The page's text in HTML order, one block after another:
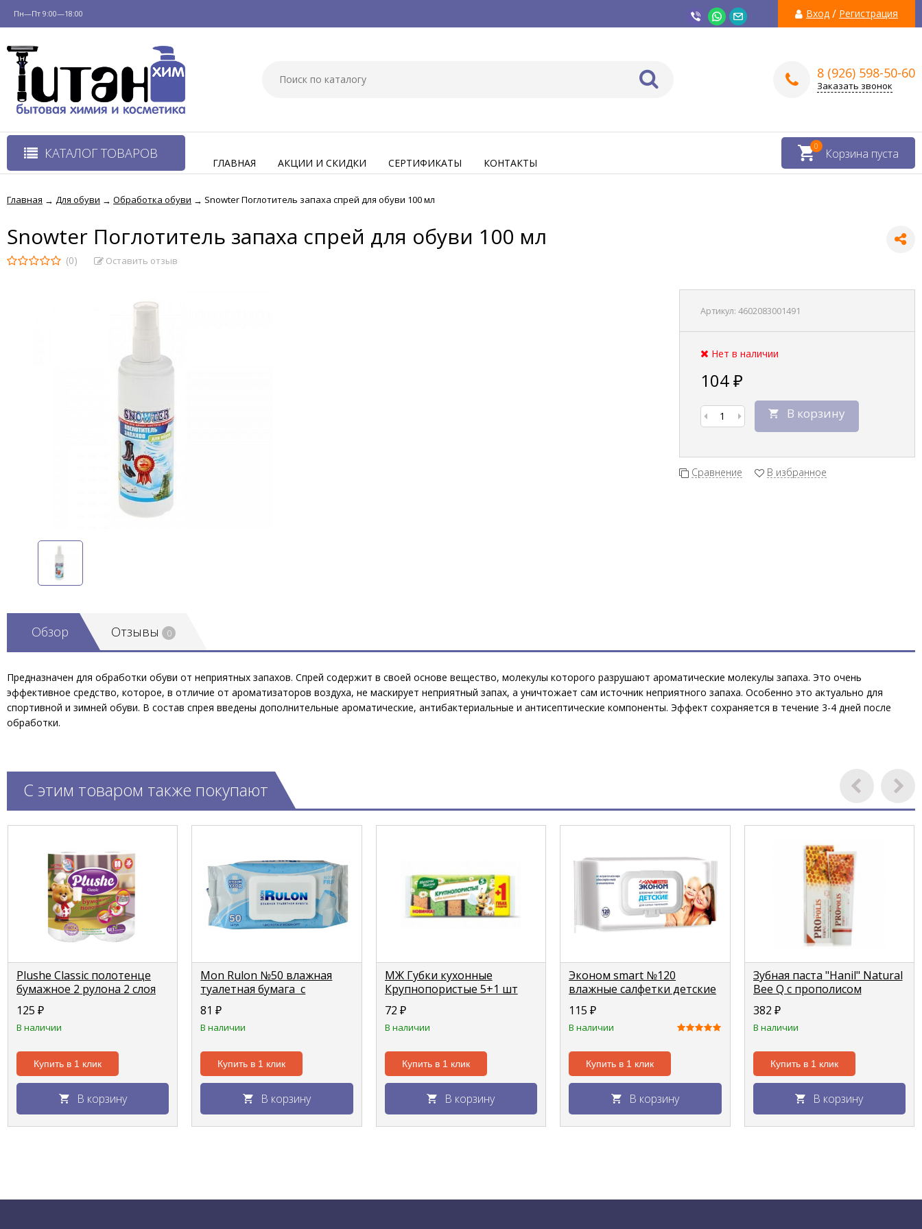
Пн—Пт 9:00—18:00 Вход / Регистрация
8 (926) 598-50-60
Заказать звонок
КАТАЛОГ ТОВАРОВ Корзина пуста
0
ГЛАВНАЯ АКЦИИ И СКИДКИ СЕРТИФИКАТЫ КОНТАКТЫ
Главная → Для обуви → Обработка обуви → Snowter Поглотитель запаха спрей для обуви 100 мл
Snowter Поглотитель запаха спрей для обуви 100 мл
(0) Оставить отзыв
Артикул: 4602083001491
Нет в наличии
104₽
В корзину
Сравнение В избранное
Обзор Отзывы 0
Предназначен для обработки обуви от неприятных запахов. Спрей содержит в своей основе вещество, молекулы которого разрушают ароматические молекулы запаха. Это очень
эффективное средство, которое, в отличие от ароматизаторов воздуха, не маскирует неприятный запах, а уничтожает сам источник неприятного запаха. Особенно это актуально для
спортивной и зимней обуви. В состав спрея введены дополнительные ароматические, антибактериальные и антисептические компоненты. Эффект сохраняется в течение 3-4 дней после
обработки.
С этим товаром также покупают
Plushe Classic полотенце
бумажное 2 рулона 2 слоя
12м *22см
125 ₽
В наличии
Купить в 1 клик
В корзину
Mon Rulon №50 влажная
туалетная бумага с
пластиковым клапаном
81₽
В наличии
Купить в 1 клик
В корзину
МЖ Губки кухонные
Крупнопористые 5+1 шт
ПРОМО
72 ₽
В наличии
Купить в 1 клик
В корзину
Эконом smart №120
влажные салфетки детские
с клапаном
115₽
В наличии
Купить в 1 клик
В корзину
Зубная паста "Hanil" Natural
Bee Q с прополисом
(маточное молочко), для
чувствительных зубов 180г
382 ₽
В наличии
Купить в 1 клик
В корзину